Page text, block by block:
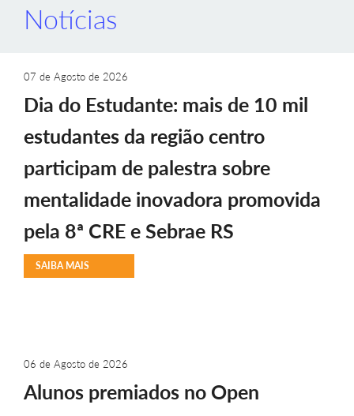
Notícias
07 de Agosto de 2026
Dia do Estudante: mais de 10 mil
estudantes da região centro
participam de palestra sobre
mentalidade inovadora promovida
pela 8ª CRE e Sebrae RS
SAIBA MAIS
06 de Agosto de 2026
Alunos premiados no Open